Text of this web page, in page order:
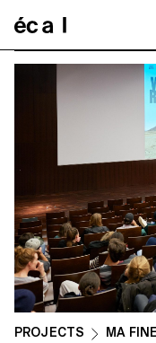
PROJECTS MA